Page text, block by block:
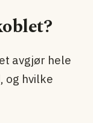
avgjør hele
og hvilke